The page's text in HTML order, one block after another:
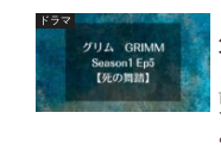
ドラマ